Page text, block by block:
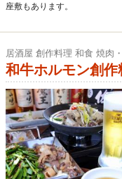
座敷もあります。
居酒屋 創作料理 和食 焼肉
和牛ホルモン創